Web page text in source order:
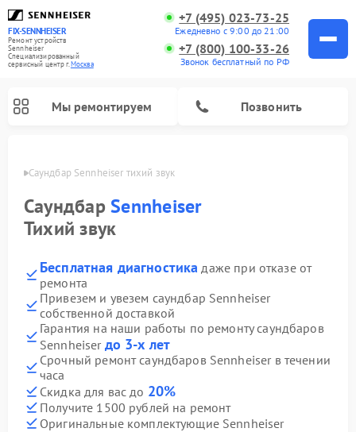
FIX-SENNHEISER
Ремонт устройств
Sennheiser
Специализированный
cервисный центр г.Москва
+7 (495) 023-73-25
Ежедневно с 9:00 до 21:00
+7 (800) 100-33-26
Звонок бесплатный по РФ
Мы ремонтируем Позвонить
Саундбар Sennheiser тихий звук
СаундбарSennheiser
Тихий звук
Бесплатная диагностика даже при отказе от
ремонта
Привезем и увезем саундбар Sennheiser
собственной доставкой
Гарантия на наши работы по ремонту саундбаров
Sennheiser до 3-х лет
Срочный ремонт саундбаров Sennheiser в течении
часа
Скидка для вас до 20%
Получите 1500 рублей на ремонт
Оригинальные комплектующие Sennheiser